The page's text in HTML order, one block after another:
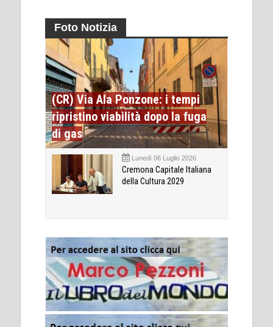
Foto Notizia
(CR) Via Ala Ponzone: i tempi
ripristino viabilità dopo la fuga
di gas
Lunedì 06 Luglio 2026
Cremona Capitale Italiana
della Cultura 2029